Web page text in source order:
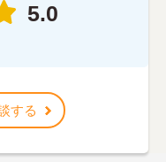
5.0
する